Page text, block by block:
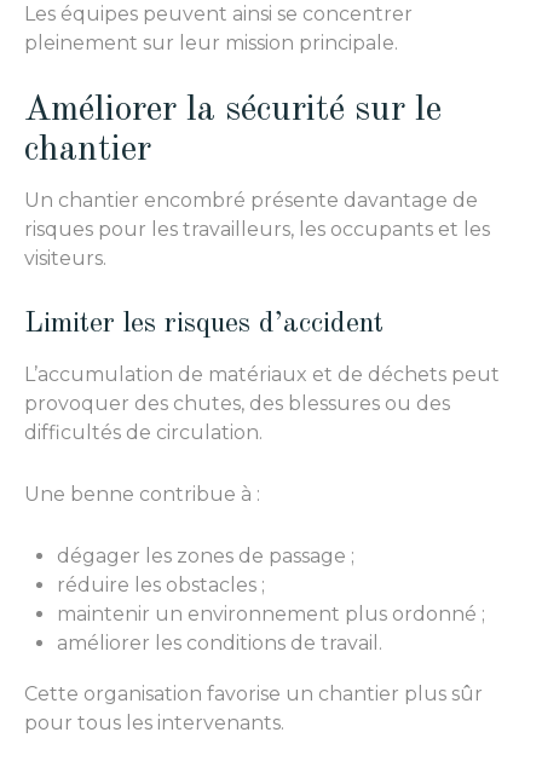
Les équipes peuvent ainsi se concentrer
pleinement sur leur mission principale.
Améliorer la sécurité sur le
chantier
Un chantier encombré présente davantage de
risques pour les travailleurs, les occupants et les
visiteurs.
Limiter les risques d’accident
L’accumulation de matériaux et de déchets peut
provoquer des chutes, des blessures ou des
difficultés de circulation.
Une benne contribue à :
dégager les zones de passage ;
réduire les obstacles ;
maintenir un environnement plus ordonné ;
améliorer les conditions de travail.
Cette organisation favorise un chantier plus sûr
pour tous les intervenants.